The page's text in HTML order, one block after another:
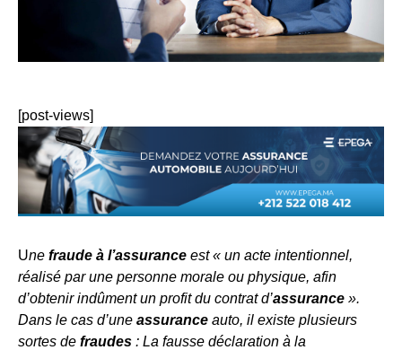
[post-views]
Une fraude à l’assurance est « un acte intentionnel,
réalisé par une personne morale ou physique, afin
d’obtenir indûment un profit du contrat d’assurance ».
Dans le cas d’une assurance auto, il existe plusieurs
sortes de fraudes : La fausse déclaration à la